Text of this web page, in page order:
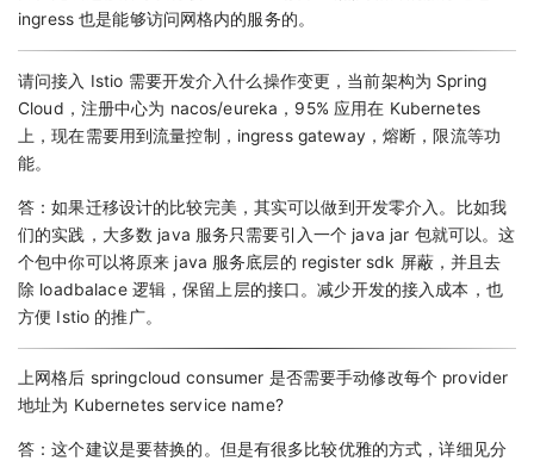
ingress 也是能够访问网格内的服务的。
请问接入 Istio 需要开发介入什么操作变更，当前架构为 Spring
Cloud，注册中心为 nacos/eureka，95% 应用在 Kubernetes
上，现在需要用到流量控制，ingress gateway，熔断，限流等功
能。
答：如果迁移设计的比较完美，其实可以做到开发零介入。比如我
们的实践，大多数 java 服务只需要引入一个 java jar 包就可以。这
个包中你可以将原来 java 服务底层的 register sdk 屏蔽，并且去
除 loadbalace 逻辑，保留上层的接口。减少开发的接入成本，也
方便 Istio 的推广。
上网格后 springcloud consumer 是否需要手动修改每个 provider
地址为 Kubernetes service name?
答：这个建议是要替换的。但是有很多比较优雅的方式，详细见分